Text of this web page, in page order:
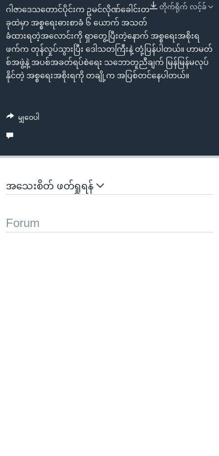
စာမျက်နှာ
သို့
ကျော်
ကြည့်
ရန်
ရှာဖွေ
သို့
ရန်
ဗွီအိုအေ လူမှုကွန်ယက်များ
ဘာသာစကားများ
တိုက်ရိုက် လင့်ခ်
ဂါဇာဒေသတောင်ပိုင်းက ဥမင်လိုဏ်ခေါင်းတ
ခုထဲမှာ အစ္စရေးဓားစာခံ ၆ ယောက် အသတ်
ခံထားရတဲ့အလောင်းကို ရှာတွေ့ပြီးတဲ့နောက် အစ္စရေးအစိုးရ
ဖက်က တုန်လှုပ်သွားပြီး ဒေါသတကြီးနဲ့ တုံ့ပြန်ပါတယ်။ ဟာမတ်
စ်အဖွဲ့နဲ့ အပစ်အခတ်ရပ်စဲရေး သဘောတူညီချက် မြန်မြန်မလုပ်
နိုင်တဲ့ အစ္စရေးအစိုးရကို တချို့က အပြစ်တင်နေပါတယ်။
မျှဝေပါ
အသေးစိတ် ဖတ်ရှုရန်
Forum